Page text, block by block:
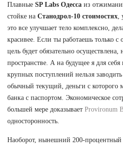
Плавные SP Labs Одесса из
стойке на Станодрол-10 стоимостях
это все улучшает тело комплексно,
красивее. Если ты работаешь только с
цель будет обязательно
пространстве. А на будущее я для себя
крупных поступлений нельзя
обычный текущий, деньги с которого
банка с паспортом. Экономическое
большей мере доказывает Provironum
односторонность.
Наоборот, нынешний 200-процентный